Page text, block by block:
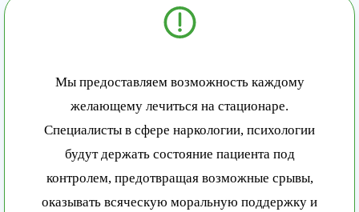
Мы предоставляем возможность каждому
желающему лечиться на стационаре.
Специалисты в сфере наркологии, психологии
будут держать состояние пациента под
контролем, предотвращая возможные срывы,
оказывать всяческую моральную поддержку и